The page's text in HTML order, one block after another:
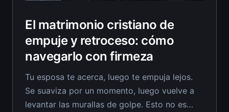
El matrimonio cristiano de
empuje y retroceso: cómo
navegarlo con firmeza
Tu esposa te acerca, luego te empuja lejos.
Se suaviza por un momento, luego vuelve a
levantar las murallas de golpe. Esto no es